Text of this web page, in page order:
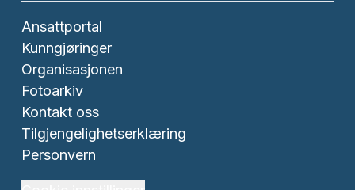
Ansattportal
Kunngjøringer
Organisasjonen
Fotoarkiv
Kontakt oss
Tilgjengelighetserklæring
Personvern